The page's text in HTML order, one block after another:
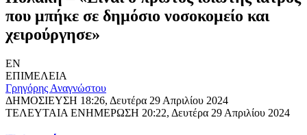
που μπήκε σε δημόσιο νοσοκομείο και
χειρούργησε»
EN
ΕΠΙΜΕΛΕΙΑ
Γρηγόρης Αναγνώστου
ΔΗΜΟΣΙΕΥΣΗ 18:26, Δευτέρα 29 Απριλίου 2024
ΤΕΛΕΥΤΑΙΑ ΕΝΗΜΕΡΩΣΗ 20:22, Δευτέρα 29 Απριλίου 2024